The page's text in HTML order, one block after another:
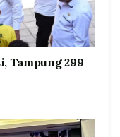
Tampung 299